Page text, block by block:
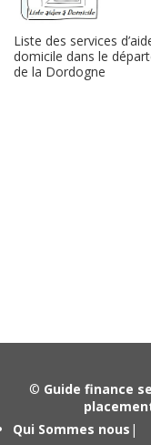
Liste des services
domicile dans le
de la Dordogne
© Guide finance
Qui Sommes nous |